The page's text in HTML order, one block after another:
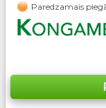
Paredzamais